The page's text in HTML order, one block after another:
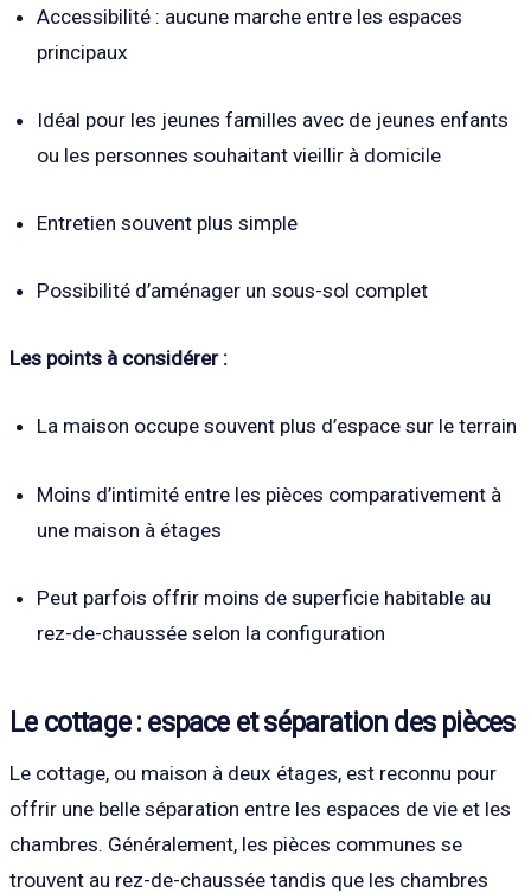
Accessibilité : aucune marche entre les espaces
principaux
Idéal pour les jeunes familles avec de jeunes enfants
ou les personnes souhaitant vieillir à domicile
Entretien souvent plus simple
Possibilité d’aménager un sous-sol complet
Les points à considérer :
La maison occupe souvent plus d’espace sur le terrain
Moins d’intimité entre les pièces comparativement à
une maison à étages
Peut parfois offrir moins de superficie habitable au
rez-de-chaussée selon la configuration
Le cottage : espace et séparation des pièces
Le cottage, ou maison à deux étages, est reconnu pour
offrir une belle séparation entre les espaces de vie et les
chambres. Généralement, les pièces communes se
trouvent au rez-de-chaussée tandis que les chambres